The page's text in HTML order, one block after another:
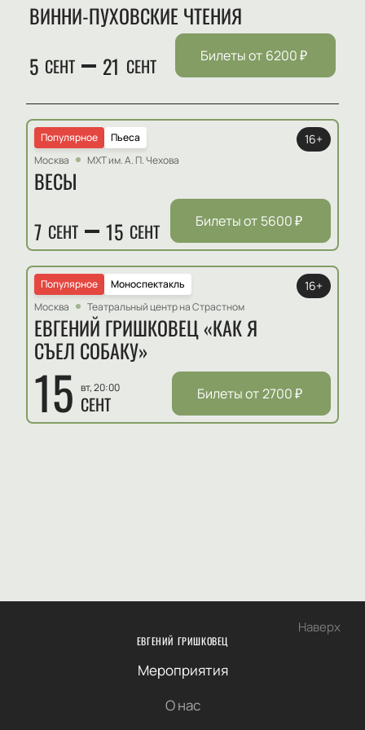
ВИННИ-ПУХОВСКИЕ ЧТЕНИЯ
5 СЕНТ 21 СЕНТ Билеты от 6200₽
Пьеса
Популярное
Москва
МХТ им. А. П. Чехова
ВЕСЫ
7 СЕНТ 15 СЕНТ
16+
Билеты от 5600₽
Моноспектакль
Популярное
Москва
Театральный центр на Страстном
ЕВГЕНИЙ ГРИШКОВЕЦ «КАК Я
СЪЕЛ СОБАКУ»
15 вт, 20:00
СЕНТ
16+
Билеты от2700₽
Наверх
ЕВГЕНИЙ ГРИШКОВЕЦ
Мероприятия
О нас